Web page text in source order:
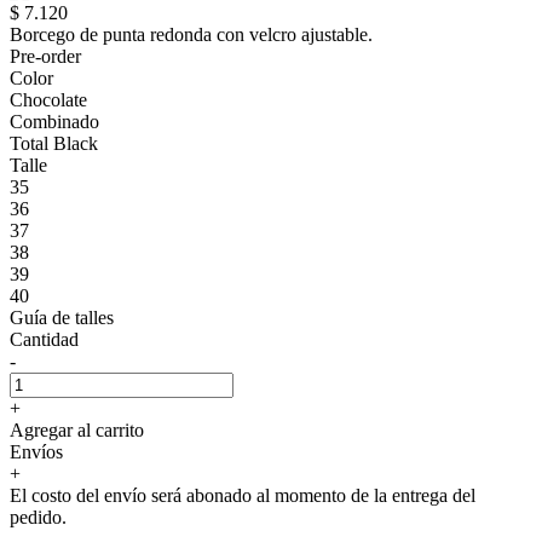
$ 7.120
Borcego de punta redonda con velcro ajustable.
Pre-order
Color
Chocolate
Combinado
Total Black
Talle
35
36
37
38
39
40
Guía de talles
Cantidad
-
+
Agregar al carrito
Envíos
+
El costo del envío será abonado al momento de la entrega del
pedido.